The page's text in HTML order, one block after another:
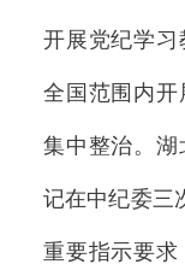
开展党纪学
全国范围内
集中整治。
记在中纪委三
重要指示要